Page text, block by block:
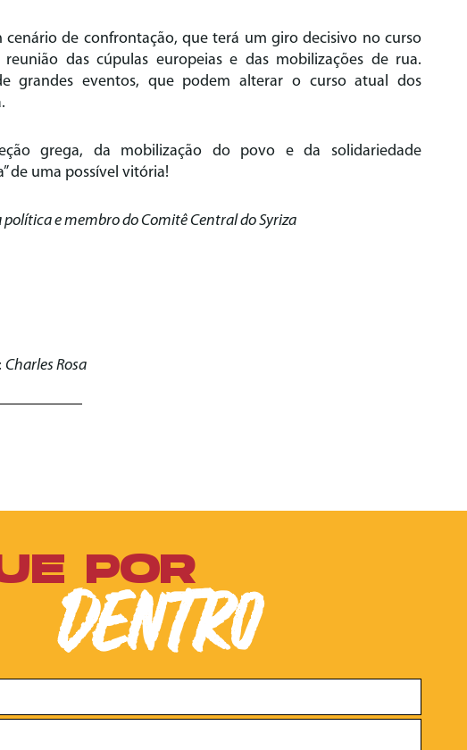
de confrontação, que terá um giro decisivo no curso
das cúpulas europeias e das mobilizações de rua.
grandes eventos, que podem alterar o curso atual dos
grega, da mobilização do povo e da solidariedade
de uma possível vitória!
e membro do Comitê Central do Syriza
Charles Rosa
POR
DENTRO